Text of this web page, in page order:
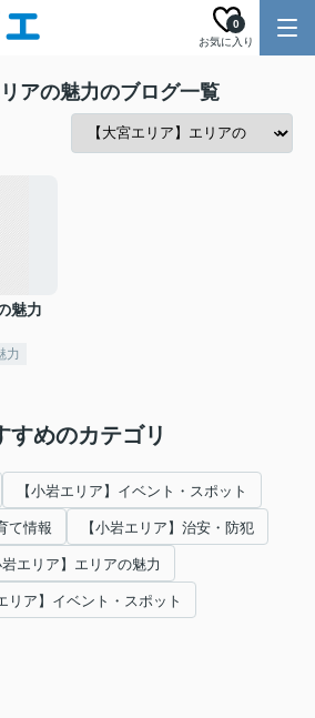
お気に入り
0
アの魅力のブログ一覧
魅力
力
すめのカテゴリ
【小岩エリア】イベント・スポット
て情報 【小岩エリア】治安・防犯
岩エリア】エリアの魅力
リア】イベント・スポット